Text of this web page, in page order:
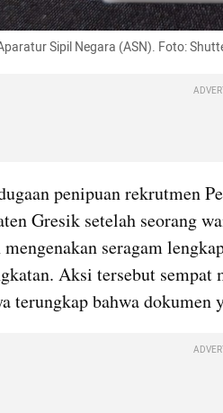
Sipil Negara (ASN). Foto:
penipuan rekrutmen
Gresik setelah seorang
mengenakan seragam
Aksi tersebut sempat
terungkap bahwa dokumen